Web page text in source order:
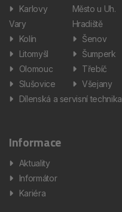
Karlovy
Vary
Kolín
Litomyšl
Olomouc
Slušovice
Město u Uh.
Hradiště
Šenov
Šumperk
Třebíč
Všejany
Dílenská a servisní technika
Informace
Aktuality
Informátor
Kariéra